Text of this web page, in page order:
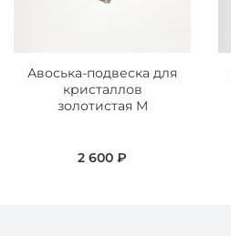
Авоська-подвеска для
кристаллов
золотистая M
2 600 ₽